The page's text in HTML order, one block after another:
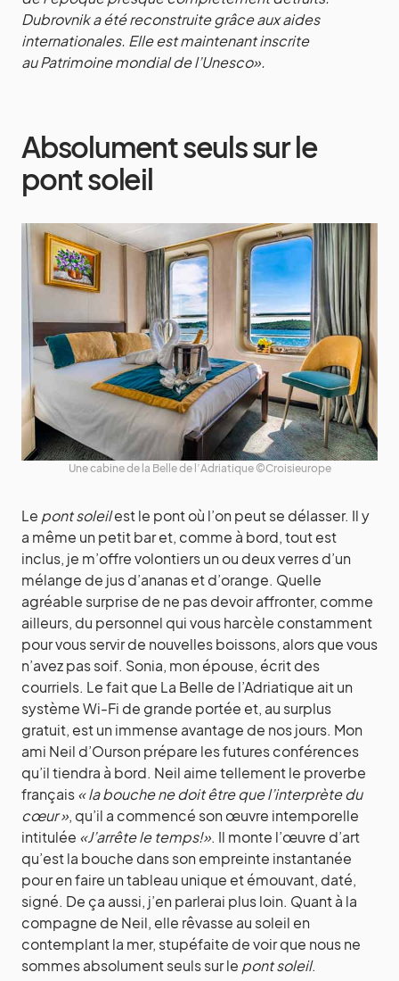
Dubrovnik a été reconstruite grâce aux aides
internationales. Elle est maintenant inscrite
au Patrimoine mondial de l’Unesco».
Absolument seuls sur le
pont soleil
Une cabine de la Belle de l’Adriatique ©Croisieurope
Le pont soleilest le pont où l’on peut se délasser. Il y
a même un petit bar et, comme à bord, tout est
inclus, je m’offre volontiers un ou deux verres d’un
mélange de jus d’ananas et d’orange. Quelle
agréable surprise de ne pas devoir affronter, comme
ailleurs, du personnel qui vous harcèle constamment
pour vous servir de nouvelles boissons, alors que vous
n’avez pas soif. Sonia, mon épouse, écrit des
courriels. Le fait que La Belle de l’Adriatique ait un
système Wi-Fi de grande portée et, au surplus
gratuit, est un immense avantage de nos jours. Mon
ami Neil d’Ourson prépare les futures conférences
qu’il tiendra à bord. Neil aime tellement le proverbe
français« la bouche ne doit être que l’interprète du
cœur », qu’il a commencé son œuvre intemporelle
intitulée «J’arrête le temps!». Il monte l’œuvre d’art
qu’est la bouche dans son empreinte instantanée
pour en faire un tableau unique et émouvant, daté,
signé. De ça aussi, j’en parlerai plus loin. Quant à la
compagne de Neil, elle rêvasse au soleil en
contemplant la mer, stupéfaite de voir que nous ne
sommes absolument seuls sur le pont soleil.